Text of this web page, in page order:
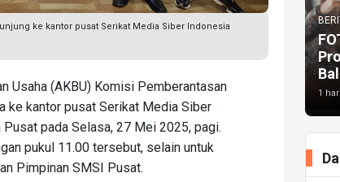
ke kantor pusat Serikat Media Siber Indonesia
Usaha (AKBU) Komisi Pemberantasan
ke kantor pusat Serikat Media Siber
pada Selasa, 27 Mei 2025, pagi.
pukul 11.00 tersebut, selain untuk
Pimpinan SMSI Pusat.
1